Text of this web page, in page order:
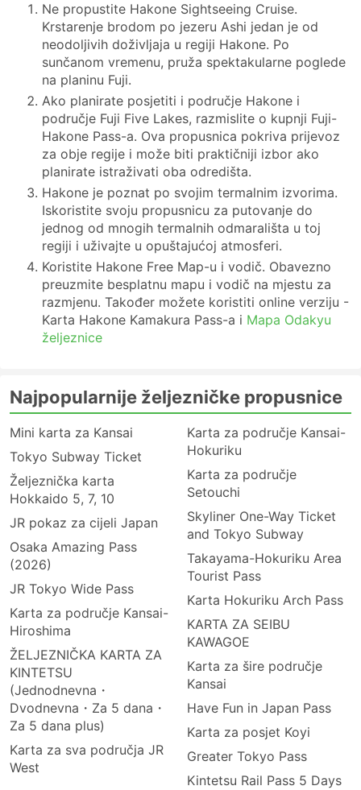
Ne propustite Hakone Sightseeing Cruise.
Krstarenje brodom po jezeru Ashi jedan je od
neodoljivih doživljaja u regiji Hakone. Po
sunčanom vremenu, pruža spektakularne poglede
na planinu Fuji.
Ako planirate posjetiti i područje Hakone i
područje Fuji Five Lakes, razmislite o kupnji Fuji-
Hakone Pass-a. Ova propusnica pokriva prijevoz
za obje regije i može biti praktičniji izbor ako
planirate istraživati oba odredišta.
Hakone je poznat po svojim termalnim izvorima.
Iskoristite svoju propusnicu za putovanje do
jednog od mnogih termalnih odmarališta u toj
regiji i uživajte u opuštajućoj atmosferi.
Koristite Hakone Free Map-u i vodič. Obavezno
preuzmite besplatnu mapu i vodič na mjestu za
razmjenu. Također možete koristiti online verziju -
Karta Hakone Kamakura Pass-a i Mapa Odakyu
željeznice
Najpopularnije željezničke propusnice
Mini karta za Kansai
Tokyo Subway Ticket
Željeznička karta
Hokkaido 5, 7, 10
JR pokaz za cijeli Japan
Osaka Amazing Pass
(2026)
JR Tokyo Wide Pass
Karta za područje Kansai-
Hiroshima
ŽELJEZNIČKA KARTA ZA
KINTETSU
(Jednodnevna・
Dvodnevna・Za 5 dana・
Za 5 dana plus)
Karta za sva područja JR
West
Karta za područje Kansai-
Hokuriku
Karta za područje
Setouchi
Skyliner One-Way Ticket
and Tokyo Subway
Takayama-Hokuriku Area
Tourist Pass
Karta Hokuriku Arch Pass
KARTA ZA SEIBU
KAWAGOE
Karta za šire područje
Kansai
Have Fun in Japan Pass
Karta za posjet Koyi
Greater Tokyo Pass
Kintetsu Rail Pass 5 Days